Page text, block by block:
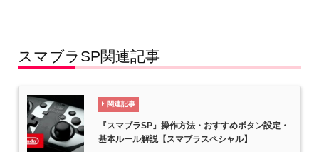
スマブラSP関連記事
関連記事
『スマブラSP』操作方法・おすすめボタン設定・
基本ルール解説【スマブラスペシャル】